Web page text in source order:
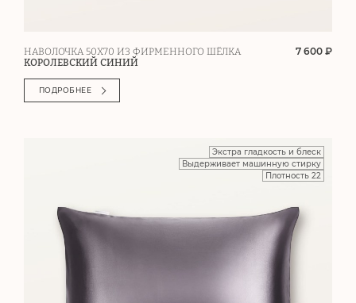
НАВОЛОЧКА 50Х70 ИЗ ФИРМЕННОГО ШЁЛКА
КОРОЛЕВСКИЙ СИНИЙ
7 600 ₽
ПОДРОБНЕЕ
Экстра гладкость и блеск
Выдерживает машинную стирку
Плотность 22